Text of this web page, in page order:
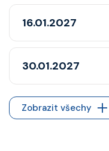
16.01.2027
30.01.2027
Zobrazit všechy